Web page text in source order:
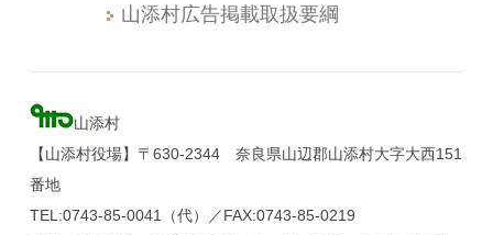
山添村広告掲載取扱要綱
山添村
【山添村役場】〒630-2344 奈良県山辺郡山添村大字大西151
番地
TEL:0743-85-0041（代）／FAX:0743-85-0219